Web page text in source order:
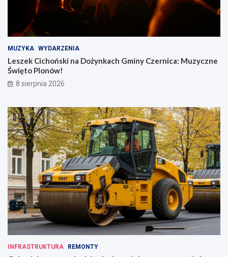
MUZYKA WYDARZENIA
Leszek Cichoński na Dożynkach Gminy Czernica: Muzyczne
Święto Plonów!
8 sierpnia 2026
INFRASTRUKTURA REMONTY